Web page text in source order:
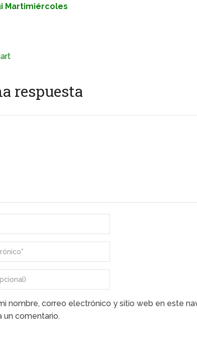
Martimiércoles
respuesta
nombre, correo electrónico y sitio web en este
un comentario.